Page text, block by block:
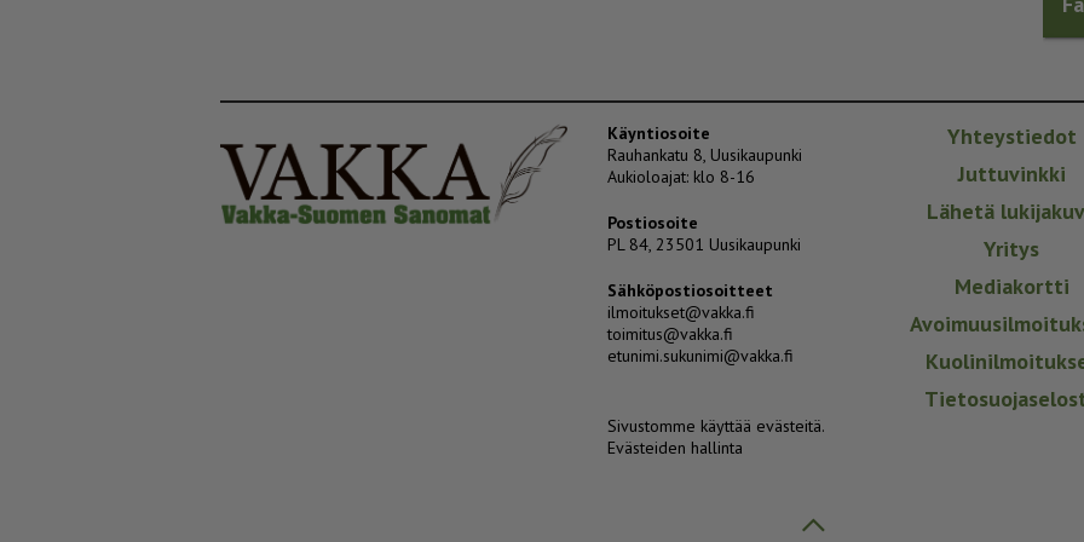
Käyntiosoite
Rauhankatu 8, Uusikaupunki
Aukioloajat: klo 8-16
Postiosoite
PL 84, 23501 Uusikaupunki
Sähköpostiosoitteet
ilmoitukset@vakka.fi
toimitus@vakka.fi
etunimi.sukunimi@vakka.fi
Sivustomme käyttää evästeitä.
Evästeiden hallinta
Yhteystiedot
Juttuvinkki
Lähetä
Yritys
Mediakortti